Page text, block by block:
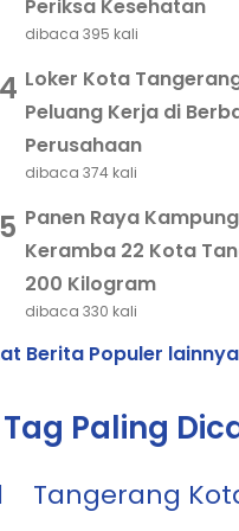
Periksa Kesehatan
dibaca 395 kali
Loker Kota
Peluang Kerja di
Perusahaan
dibaca 374 kali
Panen Raya
Keramba 22 Kota
200 Kilogram
dibaca 330 kali
Berita Populer lainnya
Tag Paling
Tangerang